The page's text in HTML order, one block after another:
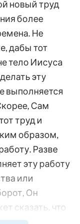
новый труд
более
Не
дабы тот
тело Иисуса
эту
выполняется
Сам
труд и
образом,
Разве
эту работу
или
Он
сказать, что
что вряд ли